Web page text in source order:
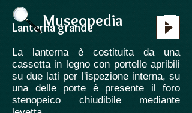
Museopedia
Lanterna grande
La lanterna è costituita da una
cassetta in legno con portelle apribili
su due lati per l'ispezione interna, su
una delle porte è presente il foro
stenopeico chiudibile mediante